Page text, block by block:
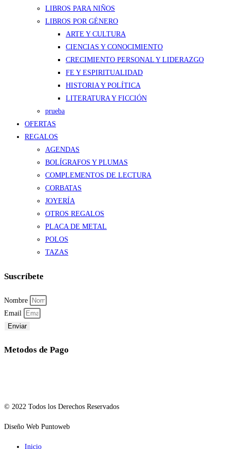
LIBROS PARA NIÑOS
LIBROS POR GÉNERO
ARTE Y CULTURA
CIENCIAS Y CONOCIMIENTO
CRECIMIENTO PERSONAL Y LIDERAZGO
FE Y ESPIRITUALIDAD
HISTORIA Y POLÍTICA
LITERATURA Y FICCIÓN
prueba
OFERTAS
REGALOS
AGENDAS
BOLÍGRAFOS Y PLUMAS
COMPLEMENTOS DE LECTURA
CORBATAS
JOYERÍA
OTROS REGALOS
PLACA DE METAL
POLOS
TAZAS
Suscríbete
Nombre
Email
Enviar
Metodos de Pago
© 2022 Todos los Derechos Reservados
Diseño Web Puntoweb
Inicio